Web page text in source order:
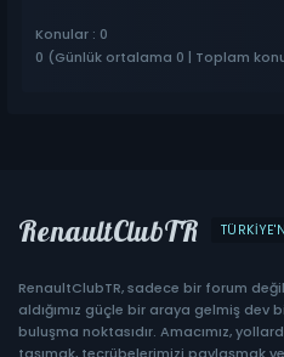
Konular : 0
0 (Günlük ortalama 0 | Toplam
RenaultClubTR
RenaultClubTR, sadece bir forum
aldığımız güçle bir araya gelmiş dev
buluşma noktasıdır. Amacımız,
taşımak, tecrübelerimizi paylaşmak